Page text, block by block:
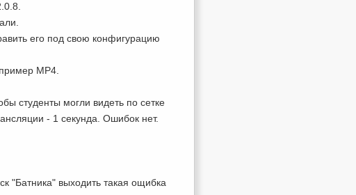
его под свою конфигурацию
MP4.
студенты могли видеть по сетке
- 1 секунда. Ошибок нет.
"Батника" выходить такая ощибка